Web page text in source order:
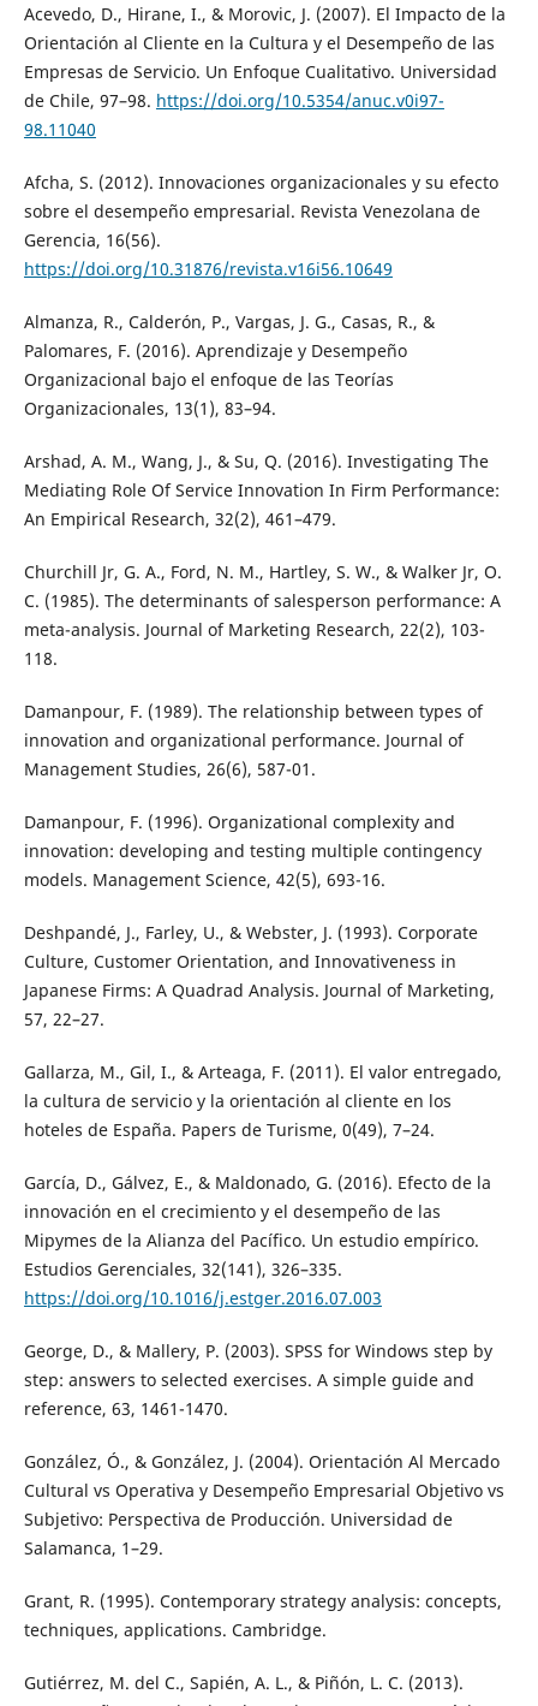
Acevedo, D., Hirane, I., & Morovic, J. (2007). El Impacto de la
Orientación al Cliente en la Cultura y el Desempeño de las
Empresas de Servicio. Un Enfoque Cualitativo. Universidad
de Chile, 97–98. https://doi.org/10.5354/anuc.v0i97-
98.11040
Afcha, S. (2012). Innovaciones organizacionales y su efecto
sobre el desempeño empresarial. Revista Venezolana de
Gerencia, 16(56).
https://doi.org/10.31876/revista.v16i56.10649
Almanza, R., Calderón, P., Vargas, J. G., Casas, R., &
Palomares, F. (2016). Aprendizaje y Desempeño
Organizacional bajo el enfoque de las Teorías
Organizacionales, 13(1), 83–94.
Arshad, A. M., Wang, J., & Su, Q. (2016). Investigating The
Mediating Role Of Service Innovation In Firm Performance:
An Empirical Research, 32(2), 461–479.
Churchill Jr, G. A., Ford, N. M., Hartley, S. W., & Walker Jr, O.
C. (1985). The determinants of salesperson performance: A
meta-analysis. Journal of Marketing Research, 22(2), 103-
118.
Damanpour, F. (1989). The relationship between types of
innovation and organizational performance. Journal of
Management Studies, 26(6), 587-01.
Damanpour, F. (1996). Organizational complexity and
innovation: developing and testing multiple contingency
models. Management Science, 42(5), 693-16.
Deshpandé, J., Farley, U., & Webster, J. (1993). Corporate
Culture, Customer Orientation, and Innovativeness in
Japanese Firms: A Quadrad Analysis. Journal of Marketing,
57, 22–27.
Gallarza, M., Gil, I., & Arteaga, F. (2011). El valor entregado,
la cultura de servicio y la orientación al cliente en los
hoteles de España. Papers de Turisme, 0(49), 7–24.
García, D., Gálvez, E., & Maldonado, G. (2016). Efecto de la
innovación en el crecimiento y el desempeño de las
Mipymes de la Alianza del Pacífico. Un estudio empírico.
Estudios Gerenciales, 32(141), 326–335.
https://doi.org/10.1016/j.estger.2016.07.003
George, D., & Mallery, P. (2003). SPSS for Windows step by
step: answers to selected exercises. A simple guide and
reference, 63, 1461-1470.
González, Ó., & González, J. (2004). Orientación Al Mercado
Cultural vs Operativa y Desempeño Empresarial Objetivo vs
Subjetivo: Perspectiva de Producción. Universidad de
Salamanca, 1–29.
Grant, R. (1995). Contemporary strategy analysis: concepts,
techniques, applications. Cambridge.
Gutiérrez, M. del C., Sapién, A. L., & Piñón, L. C. (2013).